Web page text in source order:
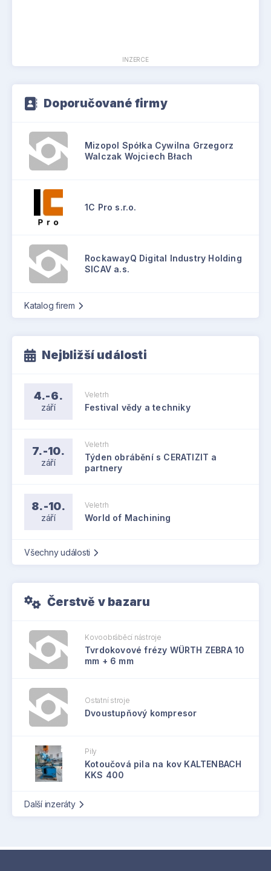
INZERCE
Doporučované firmy
Mizopol Spółka Cywilna Grzegorz
Walczak Wojciech Błach
1C Pro s.r.o.
RockawayQ Digital Industry Holding
SICAV a.s.
Katalog firem
Nejbližší události
4.-6.
září
Veletrh
Festival vědy a techniky
7.-10.
září
Veletrh
Týden obrábění s CERATIZIT a
partnery
8.-10.
září
Veletrh
World of Machining
Všechny události
Čerstvě v bazaru
Kovoobráběcí nástroje
Tvrdokovové frézy WÜRTH ZEBRA 10
mm + 6 mm
Ostatní stroje
Dvoustupňový kompresor
Pily
Kotoučová pila na kov KALTENBACH
KKS 400
Další inzeráty